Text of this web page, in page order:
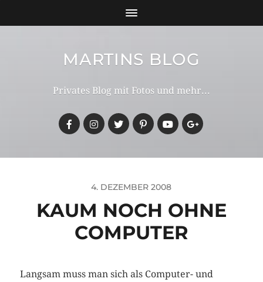
MARTINS BLOG
Privates Blog mit Fotos und mehr...
4. DEZEMBER 2008
KAUM NOCH OHNE
COMPUTER
Langsam muss man sich als Computer- und